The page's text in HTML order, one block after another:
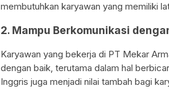
membutuhkan karyawan yang memiliki
2. Mampu Berkomunikasi
Karyawan yang bekerja di PT Mekar
dengan baik, terutama dalam hal
Inggris juga menjadi nilai tambah bagi